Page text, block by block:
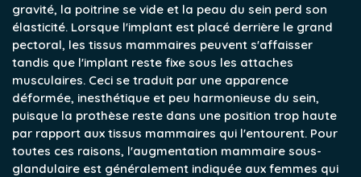
gravité, la poitrine se vide et la peau du sein perd son
élasticité. Lorsque l'implant est placé derrière le grand
pectoral, les tissus mammaires peuvent s'affaisser
tandis que l'implant reste fixe sous les attaches
musculaires. Ceci se traduit par une apparence
déformée, inesthétique et peu harmonieuse du sein,
puisque la prothèse reste dans une position trop haute
par rapport aux tissus mammaires qui l'entourent. Pour
toutes ces raisons, l'augmentation mammaire sous-
glandulaire est généralement indiquée aux femmes qui